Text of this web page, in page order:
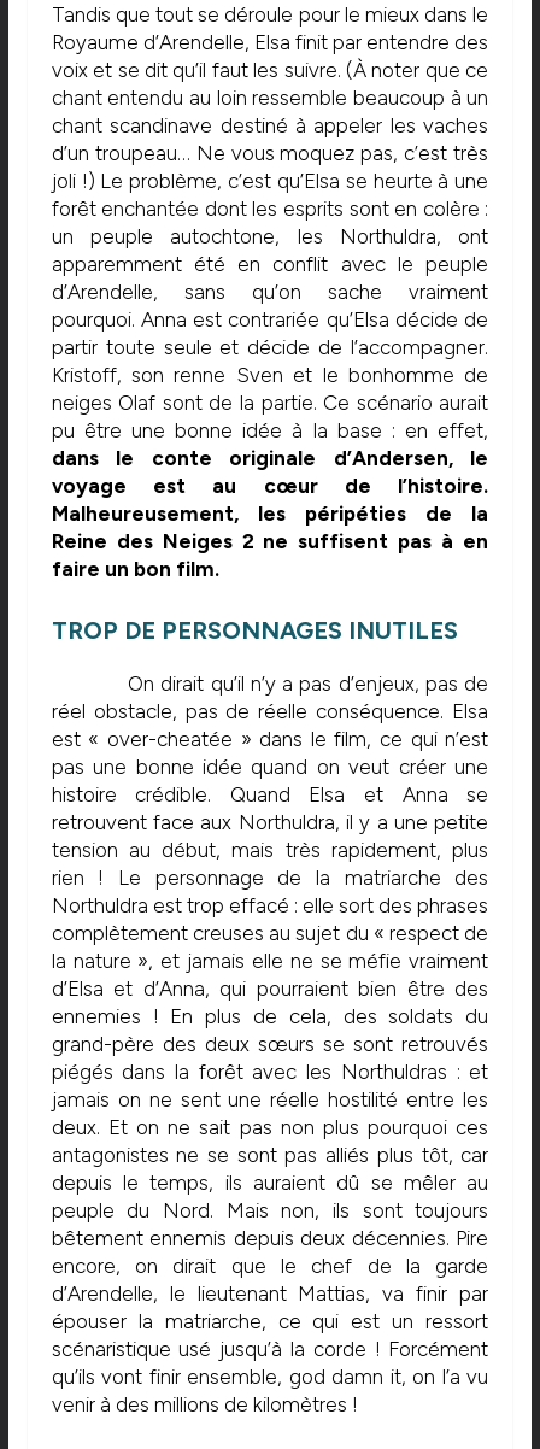
Tandis que tout se déroule pour le mieux dans le
Royaume d’Arendelle, Elsa finit par entendre des
voix et se dit qu’il faut les suivre. (À noter que ce
chant entendu au loin ressemble beaucoup à un
chant scandinave destiné à appeler les vaches
d’un troupeau… Ne vous moquez pas, c’est très
joli !) Le problème, c’est qu’Elsa se heurte à une
forêt enchantée dont les esprits sont en colère :
un peuple autochtone, les Northuldra, ont
apparemment été en conflit avec le peuple
d’Arendelle, sans qu’on sache vraiment
pourquoi. Anna est contrariée qu’Elsa décide de
partir toute seule et décide de l’accompagner.
Kristoff, son renne Sven et le bonhomme de
neiges Olaf sont de la partie. Ce scénario aurait
pu être une bonne idée à la base : en effet,
dans le conte originale d’Andersen, le
voyage est au cœur de l’histoire.
Malheureusement, les péripéties de la
Reine des Neiges 2 ne suffisent pas à en
faire un bon film.
TROP DE PERSONNAGES INUTILES
On dirait qu’il n’y a pas d’enjeux, pas de
réel obstacle, pas de réelle conséquence. Elsa
est « over-cheatée » dans le film, ce qui n’est
pas une bonne idée quand on veut créer une
histoire crédible. Quand Elsa et Anna se
retrouvent face aux Northuldra, il y a une petite
tension au début, mais très rapidement, plus
rien ! Le personnage de la matriarche des
Northuldra est trop effacé : elle sort des phrases
complètement creuses au sujet du « respect de
la nature », et jamais elle ne se méfie vraiment
d’Elsa et d’Anna, qui pourraient bien être des
ennemies ! En plus de cela, des soldats du
grand-père des deux sœurs se sont retrouvés
piégés dans la forêt avec les Northuldras : et
jamais on ne sent une réelle hostilité entre les
deux. Et on ne sait pas non plus pourquoi ces
antagonistes ne se sont pas alliés plus tôt, car
depuis le temps, ils auraient dû se mêler au
peuple du Nord. Mais non, ils sont toujours
bêtement ennemis depuis deux décennies. Pire
encore, on dirait que le chef de la garde
d’Arendelle, le lieutenant Mattias, va finir par
épouser la matriarche, ce qui est un ressort
scénaristique usé jusqu’à la corde ! Forcément
qu’ils vont finir ensemble, god damn it, on l’a vu
venir à des millions de kilomètres !